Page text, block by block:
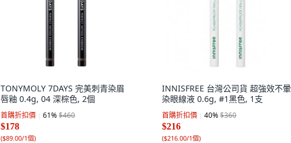
TONYMOLY 7DAYS 完美刺青染眉
唇釉 0.4g, 04 深棕色, 2個
首購折扣價 61%$460
$178
($89.00/1個)
INNISFREE 台灣公司貨 超強效不暈
染眼線液 0.6g, #1黑色, 1支
首購折扣價 40%$360
$216
($216.00/1個)